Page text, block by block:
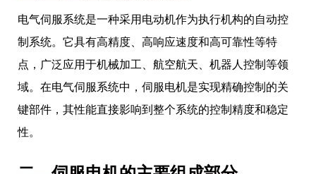
电气伺服系统是一种采用电动机作为执行机构的自动控
制系统。它具有高精度、高响应速度和高可靠性等特
点，广泛应用于机械加工、航空航天、机器人控制等领
域。在电气伺服系统中，伺服电机是实现精确控制的关
键部件，其性能直接影响到整个系统的控制精度和稳定
性。